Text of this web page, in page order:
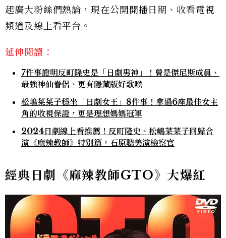
起廣大粉絲們熱論，現在公開開播日期、收看電視
頻道及線上看平台。
延伸閱讀：
7件事證明反町隆史是「日劇男神」！曾是傑尼斯成員、
最強神仙眷侶、更有隱藏版好歌喉
松嶋菜菜子穩坐「日劇女王」8件事！拿過6座最佳女主
角的收視保證，更是理想媽媽冠軍
2024日劇線上看推薦！反町隆史、松嶋菜菜子回歸合
演《麻辣教師》特別篇，石原聰美演檢察官
經典日劇《麻辣教師GTO》大爆紅